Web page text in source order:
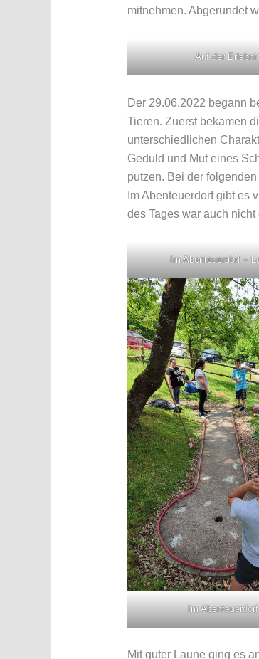
mitnehmen. Abgerundet
Auf der
Der 29.06.2022 begann
Tieren. Zuerst bekamen
unterschiedlichen
Geduld und Mut eines
putzen. Bei der
Im Abenteuerdorf gibt
des Tages war auch
Im Abenteuerdorf –
Im
Mit guter Laune ging es